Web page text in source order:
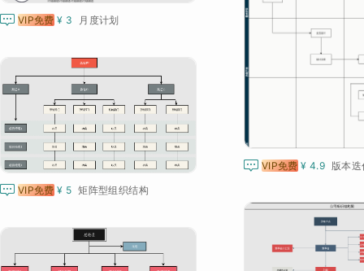
 VIP免费 ¥ 3 月度计划
 VIP免费 ¥ 4.9 版本
 VIP免费 ¥ 5 矩阵型组织结构